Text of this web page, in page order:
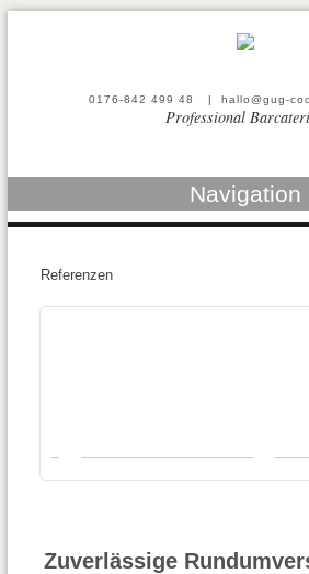
0176-842 499 48 | hallo@gug-
Professional
Navigation
Referenzen
Zuverlässige